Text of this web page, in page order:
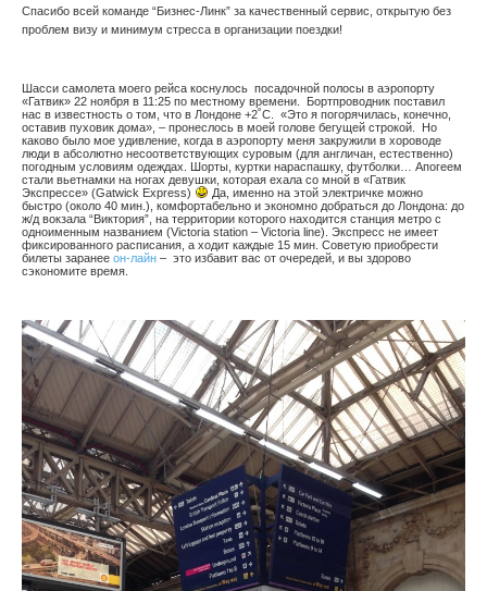
Спасибо всей команде “Бизнес-Линк” за качественный сервис, открытую без
проблем визу и минимум стресса в организации поездки!
Шасси самолета моего рейса коснулось посадочной полосы в аэропорту
«Гатвик» 22 ноября в 11:25 по местному времени. Бортпроводник поставил
нас в известность о том, что в Лондоне +2˚С. «Это я погорячилась, конечно,
оставив пуховик дома», – пронеслось в моей голове бегущей строкой. Но
каково было мое удивление, когда в аэропорту меня закружили в хороводе
люди в абсолютно несоответствующих суровым (для англичан, естественно)
погодным условиям одеждах. Шорты, куртки нараспашку, футболки… Апогеем
стали вьетнамки на ногах девушки, которая ехала со мной в «Гатвик
Экспрессе» (Gatwick Express)
Да, именно на этой электричке можно
быстро (около 40 мин.), комфортабельно и экономно добраться до Лондона: до
ж/д вокзала “Виктория”, на территории которого находится станция метро с
одноименным названием (Victoria station – Victoria line). Экспресс не имеет
фиксированного расписания, а ходит каждые 15 мин. Советую приобрести
билеты заранее он-лайн – это избавит вас от очередей, и вы здорово
сэкономите время.